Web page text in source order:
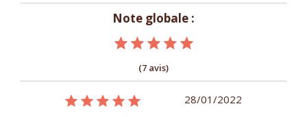
Note globale :
(7 avis)
28/01/2022